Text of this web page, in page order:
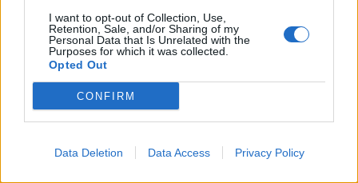
I want to opt-out of Collection, Use,
Retention, Sale, and/or Sharing of my
Personal Data that Is Unrelated with the
Purposes for which it was collected.
Opted Out
CONFIRM
Data Deletion Data Access Privacy Policy